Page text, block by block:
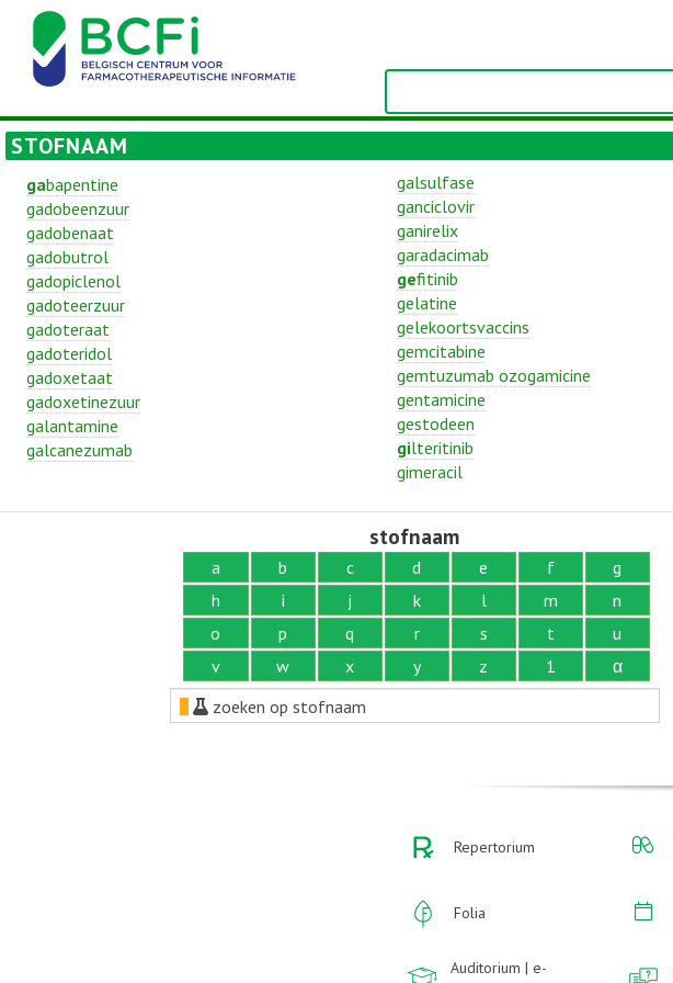
STOFNAAM
gabapentine
gadobeenzuur
gadobenaat
gadobutrol
gadopiclenol
gadoteerzuur
gadoteraat
gadoteridol
gadoxetaat
gadoxetinezuur
galantamine
galcanezumab
galsulfase
ganciclovir
ganirelix
garadacimab
gefitinib
gelatine
gelekoortsvaccins
gemcitabine
gemtuzumab ozogamicine
gentamicine
gestodeen
gilteritinib
gimeracil
stofnaam
a b c d e f
g
h
i j k l m
n
o
p q r s t
u
v
w x y z 1
α
zoeken op stofnaam
Repertorium
Folia
Auditorium | e-